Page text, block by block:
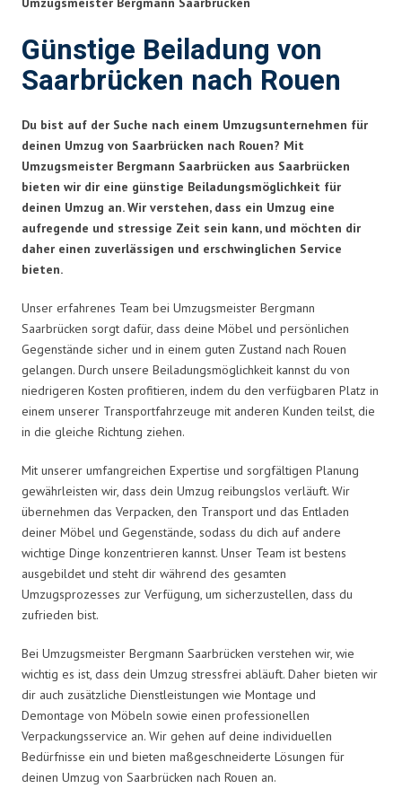
Günstige Beiladung von
Saarbrücken nach Rouen
Du bist auf der Suche nach einem Umzugsunternehmen für
deinen Umzug von Saarbrücken nach Rouen? Mit
Umzugsmeister Bergmann Saarbrücken aus Saarbrücken
bieten wir dir eine günstige Beiladungsmöglichkeit für
deinen Umzug an. Wir verstehen, dass ein Umzug eine
aufregende und stressige Zeit sein kann, und möchten dir
daher einen zuverlässigen und erschwinglichen Service
bieten.
Unser erfahrenes Team bei Umzugsmeister Bergmann
Saarbrücken sorgt dafür, dass deine Möbel und persönlichen
Gegenstände sicher und in einem guten Zustand nach Rouen
gelangen. Durch unsere Beiladungsmöglichkeit kannst du von
niedrigeren Kosten profitieren, indem du den verfügbaren Platz in
einem unserer Transportfahrzeuge mit anderen Kunden teilst, die
in die gleiche Richtung ziehen.
Mit unserer umfangreichen Expertise und sorgfältigen Planung
gewährleisten wir, dass dein Umzug reibungslos verläuft. Wir
übernehmen das Verpacken, den Transport und das Entladen
deiner Möbel und Gegenstände, sodass du dich auf andere
wichtige Dinge konzentrieren kannst. Unser Team ist bestens
ausgebildet und steht dir während des gesamten
Umzugsprozesses zur Verfügung, um sicherzustellen, dass du
zufrieden bist.
Bei Umzugsmeister Bergmann Saarbrücken verstehen wir, wie
wichtig es ist, dass dein Umzug stressfrei abläuft. Daher bieten wir
dir auch zusätzliche Dienstleistungen wie Montage und
Demontage von Möbeln sowie einen professionellen
Verpackungsservice an. Wir gehen auf deine individuellen
Bedürfnisse ein und bieten maßgeschneiderte Lösungen für
deinen Umzug von Saarbrücken nach Rouen an.